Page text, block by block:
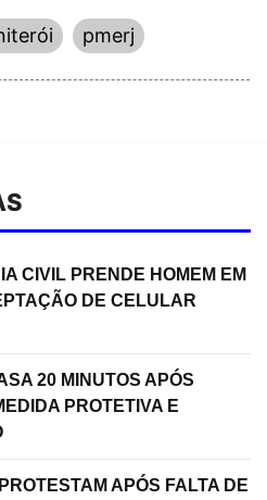
pmerj
CIVIL PRENDE HOMEM EM
DE CELULAR
20 MINUTOS APÓS
PROTETIVA E
APÓS FALTA DE